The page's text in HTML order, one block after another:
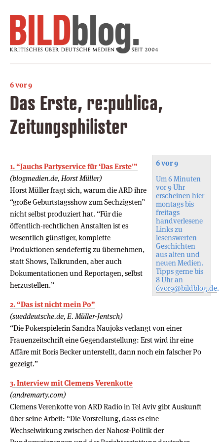
6 vor 9
Das Erste, re:publica,
Zeitungsphilister
6 vor 9
Um 6 Minuten
vor 9 Uhr
erscheinen hier
montags bis
freitags
handverlesene
Links zu
lesenswerten
Geschichten
aus alten und
neuen Medien.
Tipps gerne bis
8 Uhr an
6vor9@bildblog.de.
1. “Jauchs Partyservice für ‘Das Erste'”
(blogmedien.de, Horst Müller)
Horst Müller fragt sich, warum die ARD ihre
“große Geburtstagsshow zum Sechzigsten”
nicht selbst produziert hat. “Für die
öffentlich-rechtlichen Anstalten ist es
wesentlich günstiger, komplette
Produktionen sendefertig zu übernehmen,
statt Shows, Talkrunden, aber auch
Dokumentationen und Reportagen, selbst
herzustellen.”
2. “Das ist nicht mein Po”
(sueddeutsche.de, E. Müller-Jentsch)
“Die Pokerspielerin Sandra Naujoks verlangt von einer
Frauenzeitschrift eine Gegendarstellung: Erst wird ihr eine
Affäre mit Boris Becker unterstellt, dann noch ein falscher Po
gezeigt.”
3. Interview mit Clemens Verenkotte
(andremarty.com)
Clemens Verenkotte von ARD Radio in Tel Aviv gibt Auskunft
über seine Arbeit: “Die Vorstellung, dass es eine
Wechselwirkung zwischen der Nahost-Politik der